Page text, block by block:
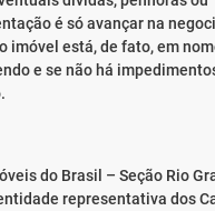
é só avançar na
imóvel está, de fato, em
e se não há
do Brasil – Seção Rio
representativa dos